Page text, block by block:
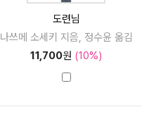
도련님
나쓰메 소세키 지음, 정수윤 옮김
11,700원 (10%)